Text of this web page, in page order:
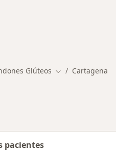
Glúteos Cambiar de ciudad
Cartagena
pacientes